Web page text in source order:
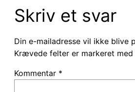
Skriv et svar
Din e-mailadresse vil ikke blive
Krævede felter er markeret med
Kommentar *